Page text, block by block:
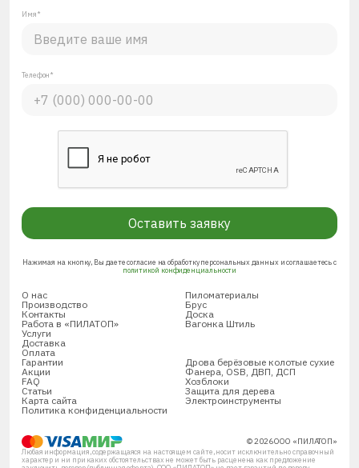
Имя*
Телефон*
Оставить заявку
Нажимая на кнопку, Вы даете согласие на обработку персональных данных и соглашаетесь с
политикой конфиденциальности
О нас
Производство
Контакты
Работа в «ПИЛАТОП»
Услуги
Доставка
Оплата
Гарантии
Акции
FAQ
Статьи
Карта сайта
Политика конфиденциальности
Пиломатериалы
Брус
Доска
Вагонка Штиль
Дрова берёзовые колотые сухие
Фанера, OSB, ДВП, ДСП
Хозблоки
Защита для дерева
Электроинструменты
© 2026 ООО «ПИЛАТОП»
Любая информация, содержащаяся на настоящем сайте, носит исключительно справочный
характер и ни при каких обстоятельствах не может быть расценена как предложение